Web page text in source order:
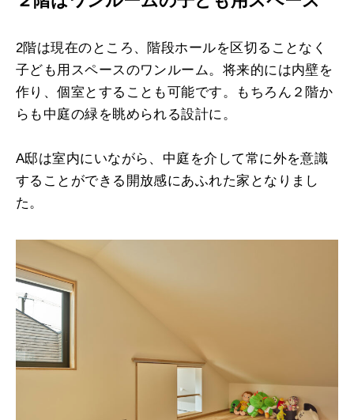
2階は現在のところ、階段ホールを区切ることなく
子ども用スペースのワンルーム。将来的には内壁を
作り、個室とすることも可能です。もちろん２階か
らも中庭の緑を眺められる設計に。
A邸は室内にいながら、中庭を介して常に外を意識
することができる開放感にあふれた家となりまし
た。